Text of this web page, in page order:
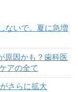
ルフリ
で歯
して
す施術です
える」 「口
てきた」 「
るのが気に
悩 ...
ないで。夏に急増
原因かも？歯科医
アの全て
さらに拡大